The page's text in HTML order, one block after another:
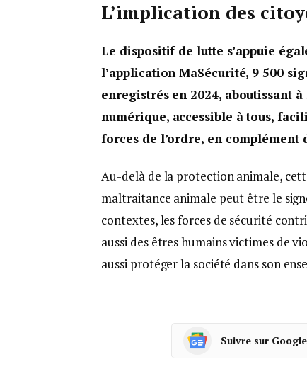
L’implication des
Le dispositif de lutte s’appuie
l’application MaSécurité, 9 500
enregistrés en 2024, aboutissant
numérique, accessible à tous,
forces de l’ordre, en complément
Au-delà de la protection animale,
maltraitance animale peut être le
contextes, les forces de sécurité
aussi des êtres humains victimes de
aussi protéger la société dans son
Suivre sur